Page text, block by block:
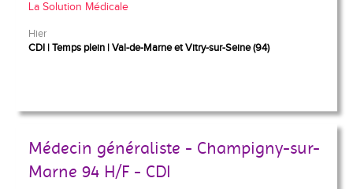
La Solution Médicale
Hier
CDI Temps plein Val-de-Marne et Vitry-sur-Seine (94)
Médecin généraliste - Champigny-sur-
Marne 94 H/F - CDI